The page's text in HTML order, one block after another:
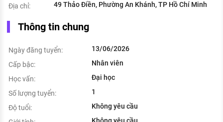
Địa chỉ:
49 Thảo Điền, Phường An Khánh, TP Hồ Chí Minh
Thông tin chung
Ngày đăng tuyển:
13/06/2026
Cấp bậc:
Nhân viên
Học vấn:
Đại học
Số lượng tuyển:
1
Độ tuổi:
Không yêu cầu